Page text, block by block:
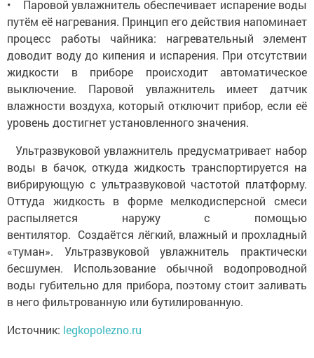
• Паровой увлажнитель обеспечивает испарение воды
путём её нагревания. Принцип его действия напоминает
процесс работы чайника: нагревательный элемент
доводит воду до кипения и испарения. При отсутствии
жидкости в приборе происходит автоматическое
выключение. Паровой увлажнитель имеет датчик
влажности воздуха, который отключит прибор, если её
уровень достигнет установленного значения.
Ультразвуковой увлажнитель предусматривает набор
воды в бачок, откуда жидкость транспортируется на
вибрирующую с ультразвуковой частотой платформу.
Оттуда жидкость в форме мелкодисперсной смеси
распыляется наружу с помощью
вентилятор. Создаётся лёгкий, влажный и прохладный
«туман». Ультразвуковой увлажнитель практически
бесшумен. Использование обычной водопроводной
воды губительно для прибора, поэтому стоит заливать
в него фильтрованную или бутилированную.
Источник: legkopolezno.ru